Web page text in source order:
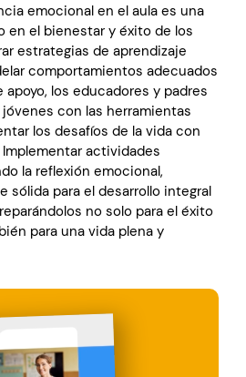
emocional en el aula es una
en el bienestar y éxito de los
estrategias de aprendizaje
comportamientos adecuados
los educadores y padres
con las herramientas
los desafíos de la vida con
actividades
la reflexión emocional,
sólida para el desarrollo integral
no solo para el éxito
para una vida plena y